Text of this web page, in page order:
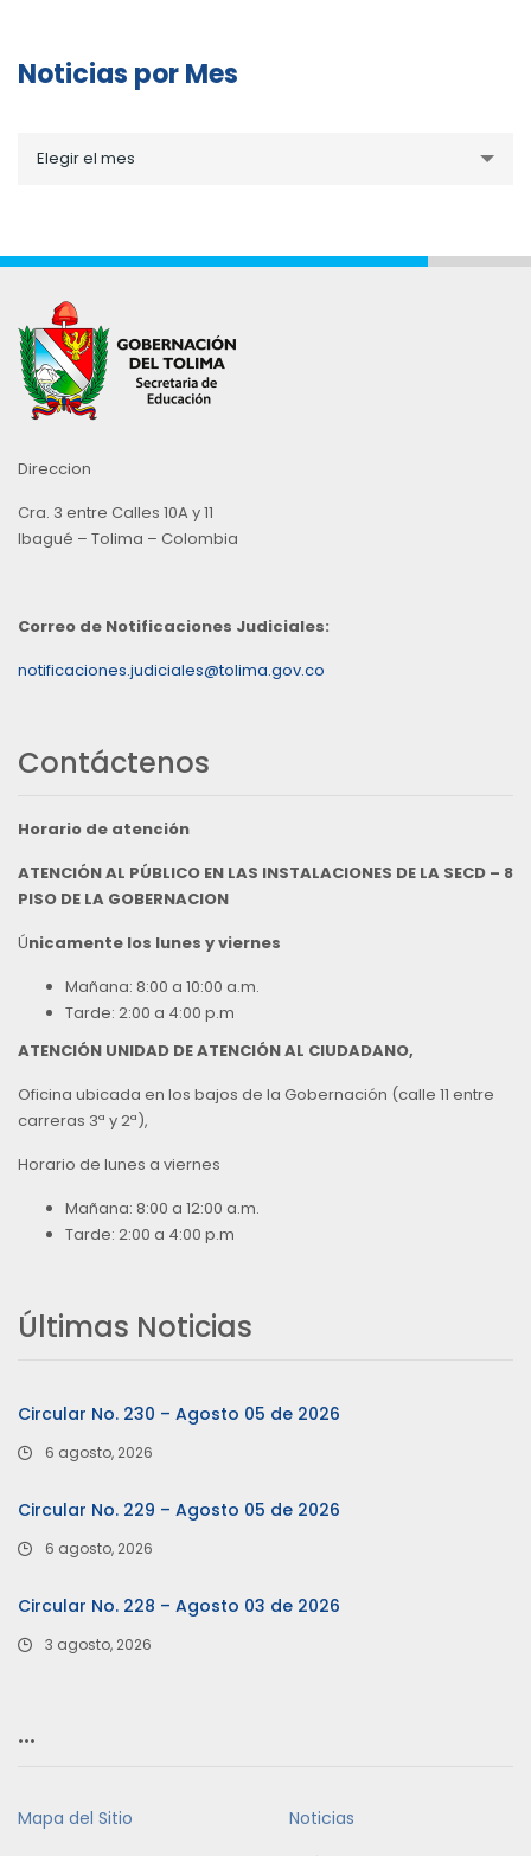
Noticias por Mes
porElegir el mes
Direccion
Cra. 3 entre Calles 10A y 11
Ibagué – Tolima – Colombia
Correo de Notificaciones Judiciales:
notificaciones.judiciales@tolima.gov.co
Contáctenos
Horario de atención
ATENCIÓN AL PÚBLICO EN LAS INSTALACIONES DE LA SECD – 8
PISO DE LA GOBERNACION
Únicamente los lunes y viernes
Mañana: 8:00 a 10:00 a.m.
Tarde: 2:00 a 4:00 p.m
ATENCIÓN UNIDAD DE ATENCIÓN AL CIUDADANO,
Oficina ubicada en los bajos de la Gobernación (calle 11 entre
carreras 3ª y 2ª),
Horario de lunes a viernes
Mañana: 8:00 a 12:00 a.m.
Tarde: 2:00 a 4:00 p.m
Últimas Noticias
Circular No. 230 – Agosto 05 de 2026
6 agosto, 2026
Circular No. 229 – Agosto 05 de 2026
6 agosto, 2026
Circular No. 228 – Agosto 03 de 2026
3 agosto, 2026
…
Mapa del Sitio
Noticias